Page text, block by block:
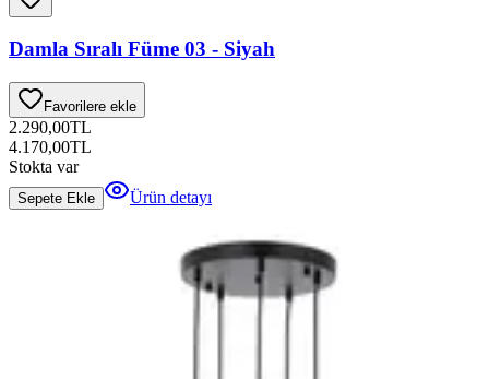
Damla Sıralı Füme 03 - Siyah
Favorilere ekle
2.290,00TL
4.170,00TL
Stokta var
Sepete Ekle Ürün detayı